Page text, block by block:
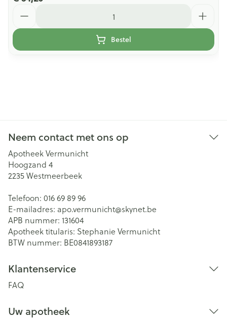
Bestel
Neem contact met ons op
Apotheek Vermunicht
Hoogzand 4
2235Westmeerbeek
Telefoon: 016 69 89 96
E-mailadres: apo.vermunicht@skynet.be
APB nummer: 131604
Apotheek titularis: Stephanie Vermunicht
BTW nummer: BE0841893187
Klantenservice
FAQ
Uw apotheek